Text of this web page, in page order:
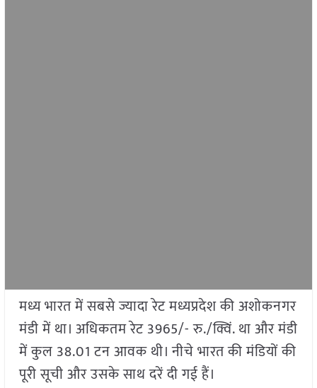
मध्य भारत में सबसे ज्यादा रेट मध्यप्रदेश की अशोकनगर
मंडी में था। अधिकतम रेट 3965/- रु./क्विं. था और मंडी
में कुल 38.01 टन आवक थी। नीचे भारत की मंडियों की
पूरी सूची और उसके साथ दरें दी गई हैं।